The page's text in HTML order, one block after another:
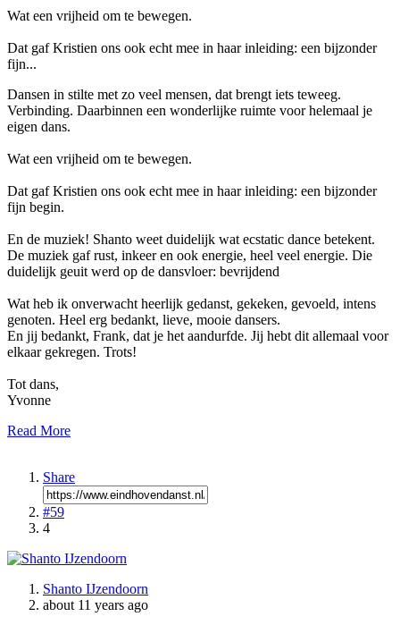
Wat een vrijheid om te bewegen.
Dat gaf Kristien ons ook echt mee in haar inleiding: een bijzonder
fijn...
Dansen in stilte met zo veel mensen, dat brengt iets teweeg.
Verbinding. Daarbinnen een wonderlijke ruimte voor helemaal je
eigen dans.
Wat een vrijheid om te bewegen.
Dat gaf Kristien ons ook echt mee in haar inleiding: een bijzonder
fijn begin.
En de muziek! Shanto weet duidelijk wat ecstatic dance betekent.
De muziek gaf rust, inkeer en ook energie, heel veel energie. Die
duidelijk geuit werd op de dansvloer: bevrijdend
Wat heb ik onverwacht heerlijk gedanst, gekeken, gevoeld, intens
genoten. Heel erg bedankt, lieve, mooie dansers.
En jij bedankt, Frank, dat je het aandurfde. Jij hebt dit allemaal voor
elkaar gekregen. Trots!
Tot dans,
Yvonne
Read More
Share
#59
4
Shanto IJzendoorn
about 11 years ago